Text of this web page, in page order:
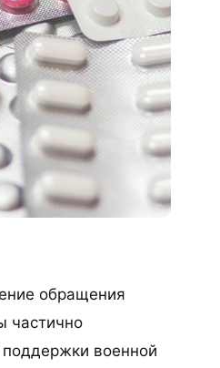
обращения
частично
военной